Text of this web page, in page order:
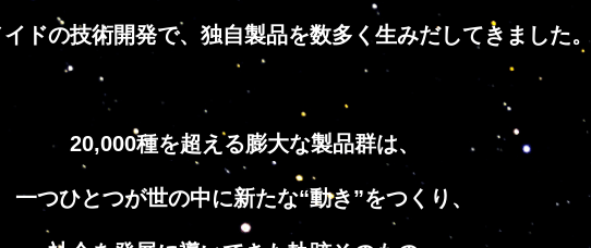
ドの技術開発で、 独自製品を数多く生みだしてきました。
20,000種を超える膨大な製品群は、
一つひとつが世の中に新たな“動き”をつくり、